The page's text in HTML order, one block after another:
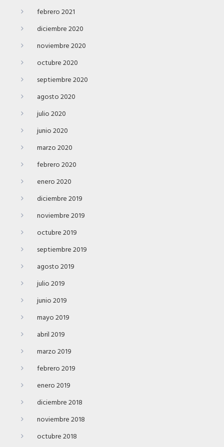
febrero 2021
diciembre 2020
noviembre 2020
octubre 2020
septiembre 2020
agosto 2020
julio 2020
junio 2020
marzo 2020
febrero 2020
enero 2020
diciembre 2019
noviembre 2019
octubre 2019
septiembre 2019
agosto 2019
julio 2019
junio 2019
mayo 2019
abril 2019
marzo 2019
febrero 2019
enero 2019
diciembre 2018
noviembre 2018
octubre 2018